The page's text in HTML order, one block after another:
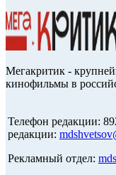
Мегакритик -
кинофильмы в
Телефон редакции:
редакции:
Рекламный отдел: